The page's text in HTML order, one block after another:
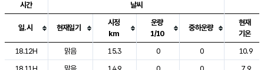
도시별 기상실황표로 지점, 날씨, 기온, 강수, 바람, 기압등을 안내한 표입
시간 날씨
일.시 현재일기
시정
km
운량
1/10
중하운량
현재
기온
18.12H
맑음 15.3 0 0
10.9